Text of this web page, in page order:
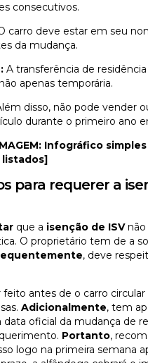
consecutivos.
carro deve estar em seu
da mudança.
A transferência de
apenas temporária.
disso, não pode vender
durante o primeiro ano
Infográfico
listados]
para requerer a
que a isenção de ISVnão
O proprietário tem de a
, deve
antes de o carro circular
Adicionalmente, tem
oficial da mudança de
Portanto,
logo na primeira semana